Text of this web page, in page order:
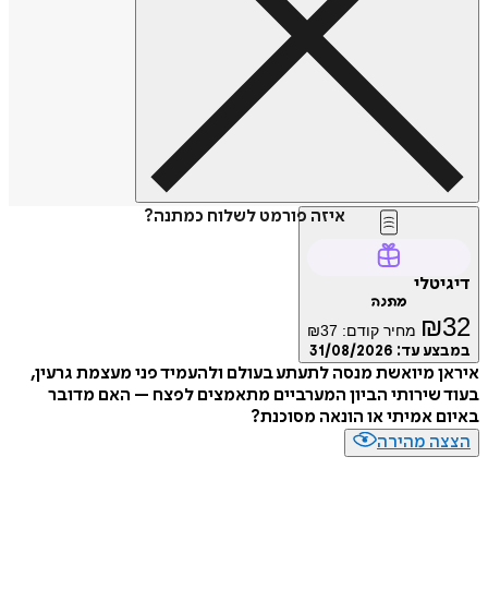
איזה פורמט לשלוח כמתנה?
₪ מחיר קודם: ₪37
עד:31/08/2026
מיואשת מנסה לתעתע בעולם ולהעמיד פני מעצמת גרעין,
שירותי הביון המערביים מתאמצים לפצח – האם מדובר
אמיתי או הונאה מסוכנת?
מהירה